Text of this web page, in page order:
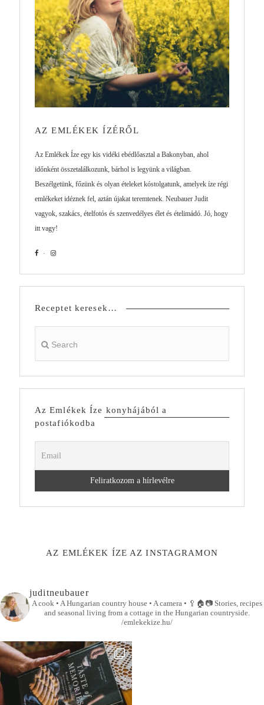
AZ EMLÉKEK ÍZÉRŐL
Az Emlékek Íze egy kis vidéki ebédlőasztal a Bakonyban, ahol
időnként összetalálkozunk, bárhol is legyünk a világban.
Beszélgetünk, főzünk és olyan ételeket kóstolgatunk, amelyek íze régi
emlékeket idéznek fel, aztán újakat teremtenek. Neubauer Judit
vagyok, szakács, ételfotós és szenvedélyes élet és ételimádó. Jó, hogy
itt vagy!
Receptet keresek…
Az Emlékek Íze konyhájából a
postafiókodba
AZ EMLÉKEK ÍZE AZ INSTAGRAMON
juditneubauer
A cook • A Hungarian country house • A camera • 🥄🏠📷Stories, recipes
and seasonal living from a cottage in the Hungarian countryside.
/emlekekize.hu/